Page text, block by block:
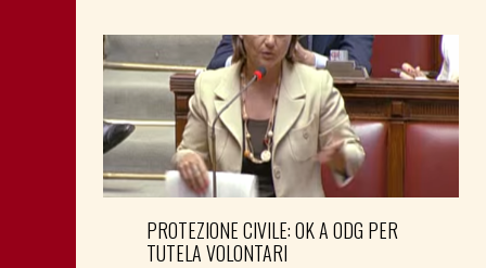
PROTEZIONE CIVILE: OK A ODG PER
TUTELA VOLONTARI